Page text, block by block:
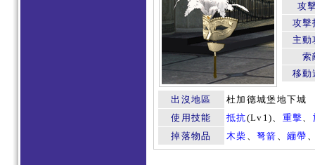
攻
攻擊
主動
索
移動
出沒地區
杜加德城堡地下城
使用技能
抵抗(Lv1)、 重擊、
掉落物品
木柴 、弩箭 、繃帶